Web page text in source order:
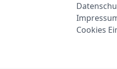
Cookies